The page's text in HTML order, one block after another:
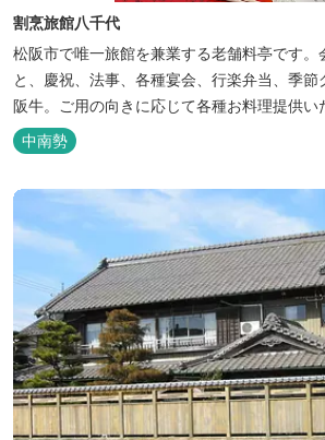
割烹旅館八千代
松阪市で唯一旅館を兼業する老舗料亭です。
と、慶祝、法事、各種宴会、行楽弁当、季
阪牛。ご用の向きに応じて各種お料理提供い
のご用もたまわります。 国登録有形文化財に
昔風情をお楽しみください。
中南勢